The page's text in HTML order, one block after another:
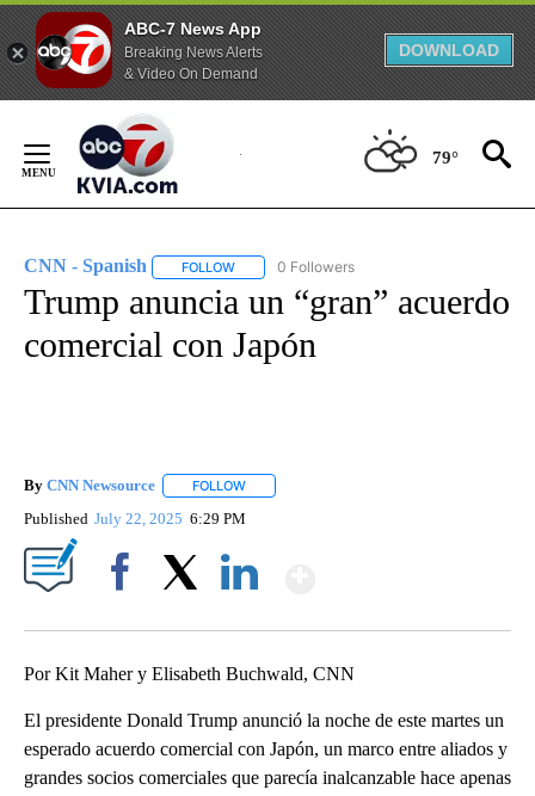
ABC-7 News App
Breaking News Alerts
& Video On Demand
DOWNLOAD
Content
79°
CNN - Spanish FOLLOW FOLLOW "CNN - SPANISH" TO RECEIVE
0 Followers
Trump anuncia un “gran” acuerdo
comercial con Japón
By CNN Newsource FOLLOW
Published July 22, 2025 6:29 PM
Por Kit Maher y Elisabeth Buchwald, CNN
El presidente Donald Trump anunció la noche de este martes un
esperado acuerdo comercial con Japón, un marco entre aliados y
grandes socios comerciales que parecía inalcanzable hace apenas